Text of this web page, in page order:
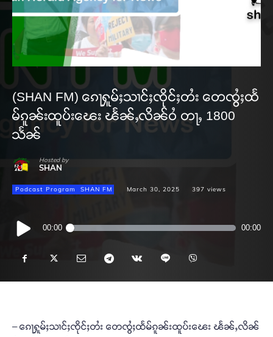
(SHAN FM) ၵေႃႁူမ်ႈသၢင်ႈၸိုင်ႈတႆး တေၸွႆႈထႅ
မ်ၵူၼ်းထူပ်းၽေး ၽႅၼ်ႇလိၼ်ဝႆ တႃႇ 1800
သႅၼ်
Hosted by
SHAN
Podcast Program SHAN FM March 30, 2025 397 views
Audio
Player
00:00 00:00
– ၵေႃႁူမ်ႈသၢင်ႈၸိုင်ႈတႆး တေၸွႆႈထႅမ်ၵူၼ်းထူပ်းၽေး ၽႅၼ်ႇလိၼ်